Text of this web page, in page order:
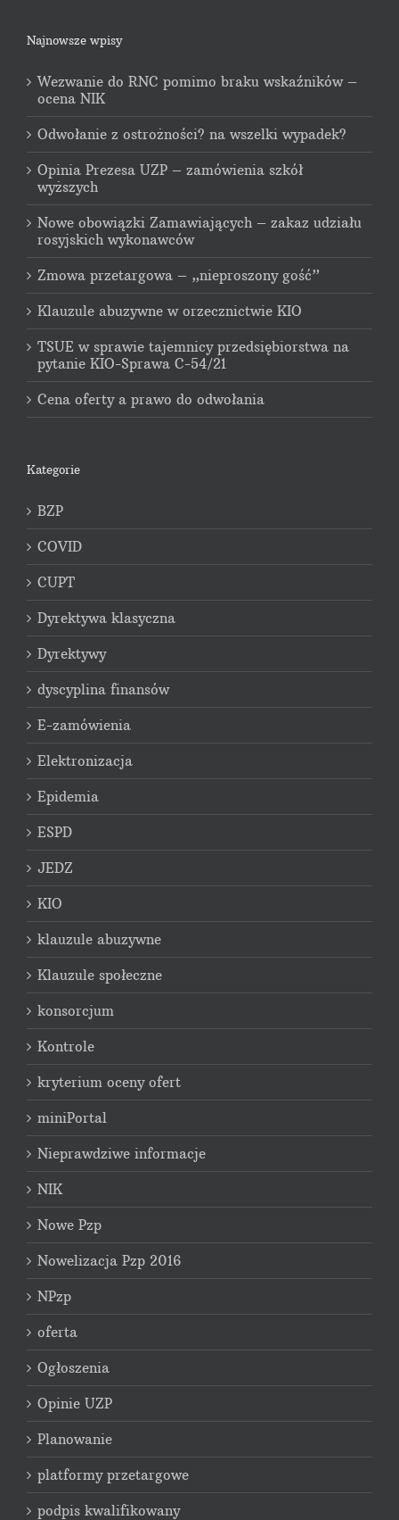
Najnowsze wpisy
Wezwanie do RNC pomimo braku wskaźników –
ocena NIK
Odwołanie z ostrożności? na wszelki wypadek?
Opinia Prezesa UZP – zamówienia szkół
wyższych
Nowe obowiązki Zamawiających – zakaz udziału
rosyjskich wykonawców
Zmowa przetargowa – „nieproszony gość”
Klauzule abuzywne w orzecznictwie KIO
TSUE w sprawie tajemnicy przedsiębiorstwa na
pytanie KIO-Sprawa C-54/21
Cena oferty a prawo do odwołania
Kategorie
BZP
COVID
CUPT
Dyrektywa klasyczna
Dyrektywy
dyscyplina finansów
E-zamówienia
Elektronizacja
Epidemia
ESPD
JEDZ
KIO
klauzule abuzywne
Klauzule społeczne
konsorcjum
Kontrole
kryterium oceny ofert
miniPortal
Nieprawdziwe informacje
NIK
Nowe Pzp
Nowelizacja Pzp 2016
NPzp
oferta
Ogłoszenia
Opinie UZP
Planowanie
platformy przetargowe
podpis kwalifikowany